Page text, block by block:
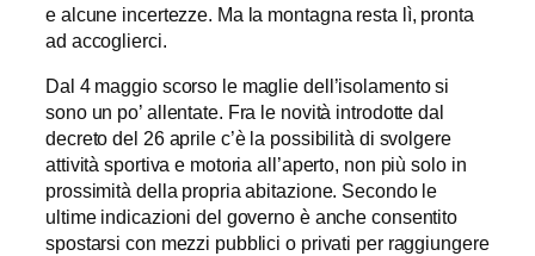
e alcune incertezze. Ma la montagna resta lì, pronta
ad accoglierci.
Dal 4 maggio scorso le maglie dell’isolamento si
sono un po’ allentate. Fra le novità introdotte dal
decreto del 26 aprile c’è la possibilità di svolgere
attività sportiva e motoria all’aperto, non più solo in
prossimità della propria abitazione. Secondo le
ultime indicazioni del governo è anche consentito
spostarsi con mezzi pubblici o privati per raggiungere